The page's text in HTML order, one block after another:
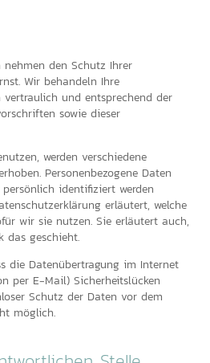
nehmen den Schutz Ihrer
Wir behandeln Ihre
vertraulich und entsprechend der
sowie dieser
werden verschiedene
Personenbezogene Daten
identifiziert werden
erläutert, welche
wir sie nutzen. Sie erläutert auch,
das geschieht.
die Datenübertragung im Internet
per E-Mail) Sicherheitslücken
Schutz der Daten vor dem
möglich.